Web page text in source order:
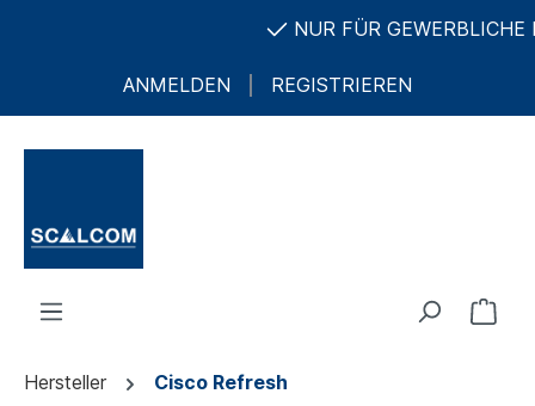
NUR FÜR GEWERBLICHE
ANMELDEN REGISTRIEREN
Hersteller Cisco Refresh